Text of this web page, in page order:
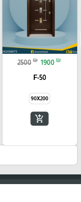
2500 ₪ 1900 ₪
F-50
90X200
add_shopping_cart